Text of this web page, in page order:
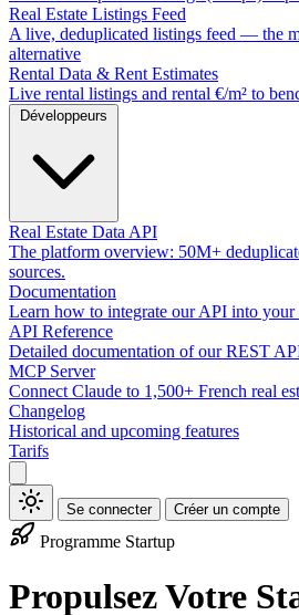
Real Estate Listings Feed
A live, deduplicated listings feed — the
alternative
Rental Data & Rent Estimates
Live rental listings and rental €/m² to
Développeurs
Real Estate Data API
The platform overview: 50M+
sources.
Documentation
Learn how to integrate our API into your
API Reference
Detailed documentation of our REST
MCP Server
Connect Claude to 1,500+ French real
Changelog
Historical and upcoming features
Tarifs
Se connecter Créer un compte
Programme Startup
Propulsez Votre